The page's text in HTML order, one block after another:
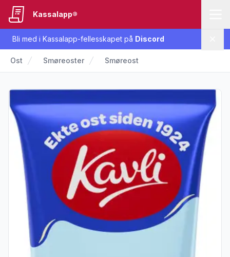
Bli med i Kassalapp-fellesskapet på Discord
Kassalapp®
Ost Smøreoster Smøreost